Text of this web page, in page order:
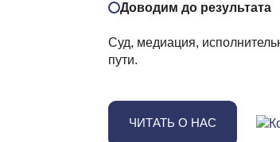
Доводим до результата
Суд, медиация,
пути.
ЧИТАТЬ О НАС